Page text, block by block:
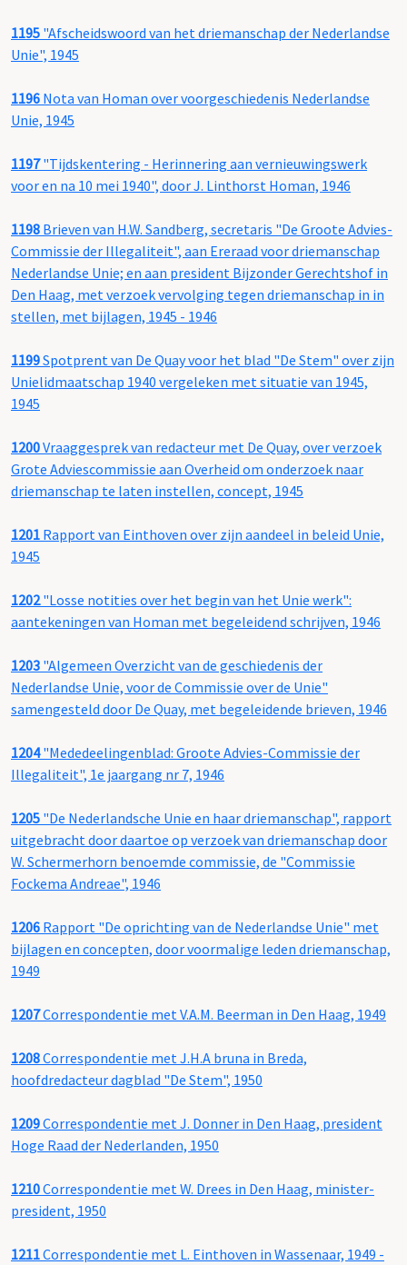
1195 "Afscheidswoord van het driemanschap der Nederlandse
Unie", 1945
1196 Nota van Homan over voorgeschiedenis Nederlandse
Unie, 1945
1197"Tijdskentering - Herinnering aan vernieuwingswerk
voor en na 10 mei 1940", door J. Linthorst Homan, 1946
1198 Brieven van H.W. Sandberg, secretaris "De Groote Advies-
Commissie der Illegaliteit", aan Ereraad voor driemanschap
Nederlandse Unie; en aan president Bijzonder Gerechtshof in
Den Haag, met verzoek vervolging tegen driemanschap in in
stellen, met bijlagen, 1945 - 1946
1199Spotprent van De Quay voor het blad "De Stem" over zijn
Unielidmaatschap 1940 vergeleken met situatie van 1945,
1945
1200Vraaggesprek van redacteur met De Quay, over verzoek
Grote Adviescommissie aan Overheid om onderzoek naar
driemanschap te laten instellen, concept, 1945
1201 Rapport van Einthoven over zijn aandeel in beleid Unie,
1945
1202"Losse notities over het begin van het Unie werk":
aantekeningen van Homan met begeleidend schrijven, 1946
1203 "Algemeen Overzicht van de geschiedenis der
Nederlandse Unie, voor de Commissie over de Unie"
samengesteld door De Quay, met begeleidende brieven, 1946
1204"Mededeelingenblad: Groote Advies-Commissie der
Illegaliteit", 1e jaargang nr 7, 1946
1205 "De Nederlandsche Unie en haar driemanschap", rapport
uitgebracht door daartoe op verzoek van driemanschap door
W. Schermerhorn benoemde commissie, de "Commissie
Fockema Andreae", 1946
1206 Rapport "De oprichting van de Nederlandse Unie" met
bijlagen en concepten, door voormalige leden driemanschap,
1949
1207Correspondentie met V.A.M. Beerman in Den Haag, 1949
1208Correspondentie met J.H.A bruna in Breda,
hoofdredacteur dagblad "De Stem", 1950
1209Correspondentie met J. Donner in Den Haag, president
Hoge Raad der Nederlanden, 1950
1210Correspondentie met W. Drees in Den Haag, minister-
president, 1950
1211Correspondentie met L. Einthoven in Wassenaar, 1949 -